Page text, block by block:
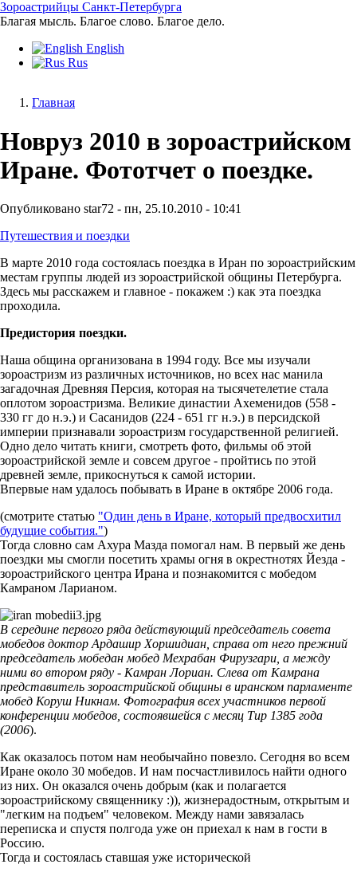
Перейти
к
содержанию
Зороастрийцы Санкт-Петербурга
Благая мысль. Благое слово. Благое дело.
English
Rus
навигации
Главная
Новруз 2010 в зороастрийском
Иране. Фототчет о поездке.
Опубликовано star72 - пн, 25.10.2010 - 10:41
Путешествия и поездки
В марте 2010 года состоялась поездка в Иран по зороастрийским
местам группы людей из зороастрийской общины Петербурга.
Здесь мы расскажем и главное - покажем :) как эта поездка
проходила.
Предистория поездки.
Наша община организована в 1994 году. Вcе мы изучали
зороастризм из различных источников, но всех нас манила
загадочная Древняя Персия, которая на тысячетелетие стала
оплотом зороастризма. Великие династии Ахеменидов (558 -
330 гг до н.э.) и Сасанидов (224 - 651 гг н.э.) в персидской
империи признавали зороастризм государственной религией.
Одно дело читать книги, смотреть фото, фильмы об этой
зороастрийской земле и совсем другое - пройтись по этой
древней земле, прикоснуться к самой истории.
Впервые нам удалось побывать в Иране в октябре 2006 года.
(смотрите статью "Один день в Иране, который предвосхитил
будущие события.")
Тогда словно сам Ахура Мазда помогал нам. В первый же день
поездки мы смогли посетить храмы огня в окрестнотях Йезда -
зороастрийского центра Ирана и познакомится с мобедом
Камраном Ларианом.
В середине первого ряда действующий председатель совета
мобедов доктор Ардашир Хоршидиан, справа от него прежний
председатель мобедан мобед Мехрабан Фирузгари, а между
ними во втором ряду - Камран Лориан. Слева от Камрана
представитель зороастрийской общины в иранском парламенте
мобед Коруш Никнам. Фотография всех участников первой
конференции мобедов, состоявшейся c месяц Тир 1385 года
(2006).
Как оказалось потом нам необычайно повезло. Сегодня во всем
Иране около 30 мобедов. И нам посчастливилось найти одного
из них. Он оказался очень добрым (как и полагается
зороастрийскому священнику :)), жизнерадостным, открытым и
"легким на подъем" человеком. Между нами завязалась
переписка и спустя полгода уже он приехал к нам в гости в
Россию.
Тогда и состоялась ставшая уже исторической